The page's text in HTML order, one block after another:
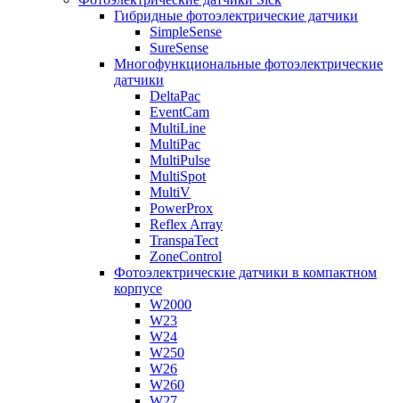
Гибридные фотоэлектрические датчики
SimpleSense
SureSense
Многофункциональные фотоэлектрические
датчики
DeltaPac
EventCam
MultiLine
MultiPac
MultiPulse
MultiSpot
MultiV
PowerProx
Reflex Array
TranspaTect
ZoneControl
Фотоэлектрические датчики в компактном
корпусе
W2000
W23
W24
W250
W26
W260